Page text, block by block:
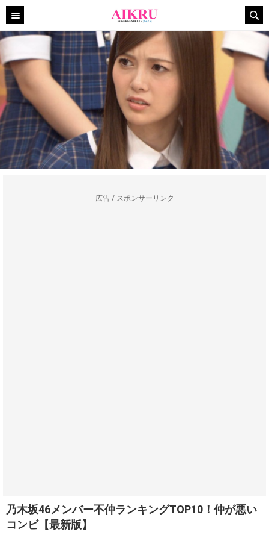
広告 / スポンサーリンク
乃木坂46メンバー不仲ランキングTOP10！仲が悪い
コンビ【最新版】